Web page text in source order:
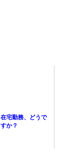
在宅勤務、どうで
すか？